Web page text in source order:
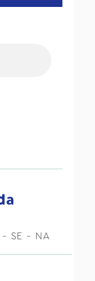
SE - NA